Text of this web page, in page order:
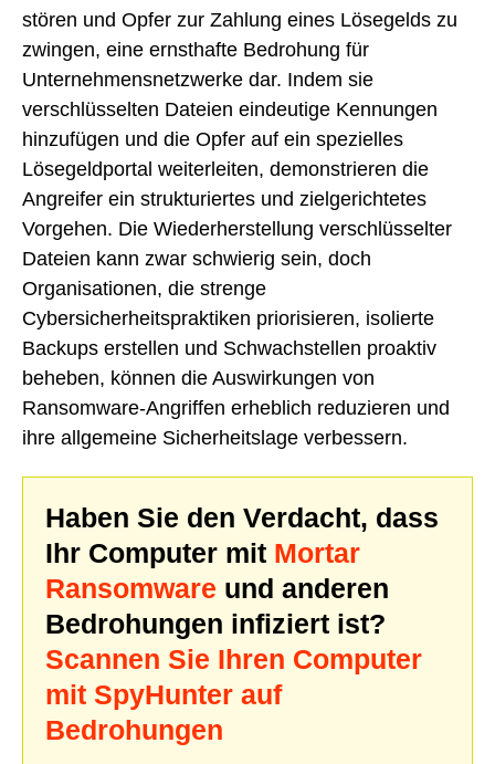
stören und Opfer zur Zahlung eines Lösegelds zu
zwingen, eine ernsthafte Bedrohung für
Unternehmensnetzwerke dar. Indem sie
verschlüsselten Dateien eindeutige Kennungen
hinzufügen und die Opfer auf ein spezielles
Lösegeldportal weiterleiten, demonstrieren die
Angreifer ein strukturiertes und zielgerichtetes
Vorgehen. Die Wiederherstellung verschlüsselter
Dateien kann zwar schwierig sein, doch
Organisationen, die strenge
Cybersicherheitspraktiken priorisieren, isolierte
Backups erstellen und Schwachstellen proaktiv
beheben, können die Auswirkungen von
Ransomware-Angriffen erheblich reduzieren und
ihre allgemeine Sicherheitslage verbessern.
Haben Sie den Verdacht, dass
Ihr Computer mit Mortar
Ransomware und anderen
Bedrohungen infiziert ist?
Scannen Sie Ihren Computer
mit SpyHunter auf
Bedrohungen